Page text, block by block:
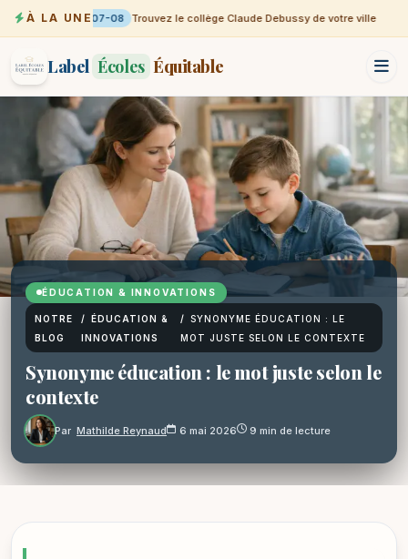
À LA UNE07-08 Trouvez le collège Claude Debussy de votre ville
Label Écoles Équitable
ÉDUCATION & INNOVATIONS
NOTRE
BLOG
/ ÉDUCATION &
INNOVATIONS
/ SYNONYME ÉDUCATION : LE
MOT JUSTE SELON LE CONTEXTE
Synonyme éducation : le mot juste selon le
contexte
Par Mathilde Reynaud 6 mai 2026 9 min de lecture